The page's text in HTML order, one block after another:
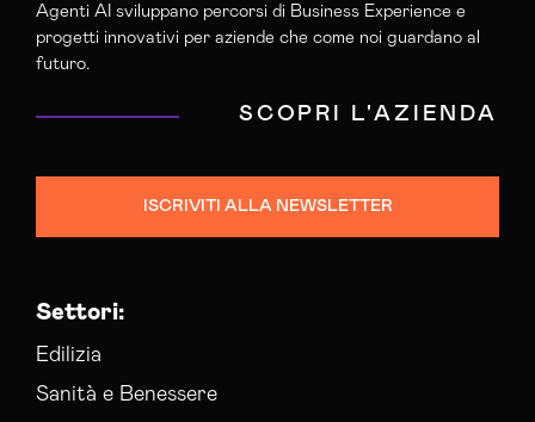
Agenti AI sviluppano percorsi di Business Experience e
progetti innovativi per aziende che come noi guardano al
futuro.
SCOPRI L'AZIENDA
ISCRIVITI ALLA NEWSLETTER
Settori:
Edilizia
Sanità e Benessere